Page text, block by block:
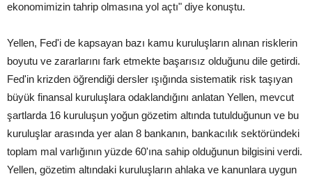
ekonomimizin tahrip olmasına yol açtı" diye konuştu.
Yellen, Fed'i de kapsayan bazı kamu kuruluşların alınan risklerin
boyutu ve zararlarını fark etmekte başarısız olduğunu dile getirdi.
Fed'in krizden öğrendiği dersler ışığında sistematik risk taşıyan
büyük finansal kuruluşlara odaklandığını anlatan Yellen, mevcut
şartlarda 16 kuruluşun yoğun gözetim altında tutulduğunun ve bu
kuruluşlar arasında yer alan 8 bankanın, bankacılık sektöründeki
toplam mal varlığının yüzde 60'ına sahip olduğunun bilgisini verdi.
Yellen, gözetim altındaki kuruluşların ahlaka ve kanunlara uygun